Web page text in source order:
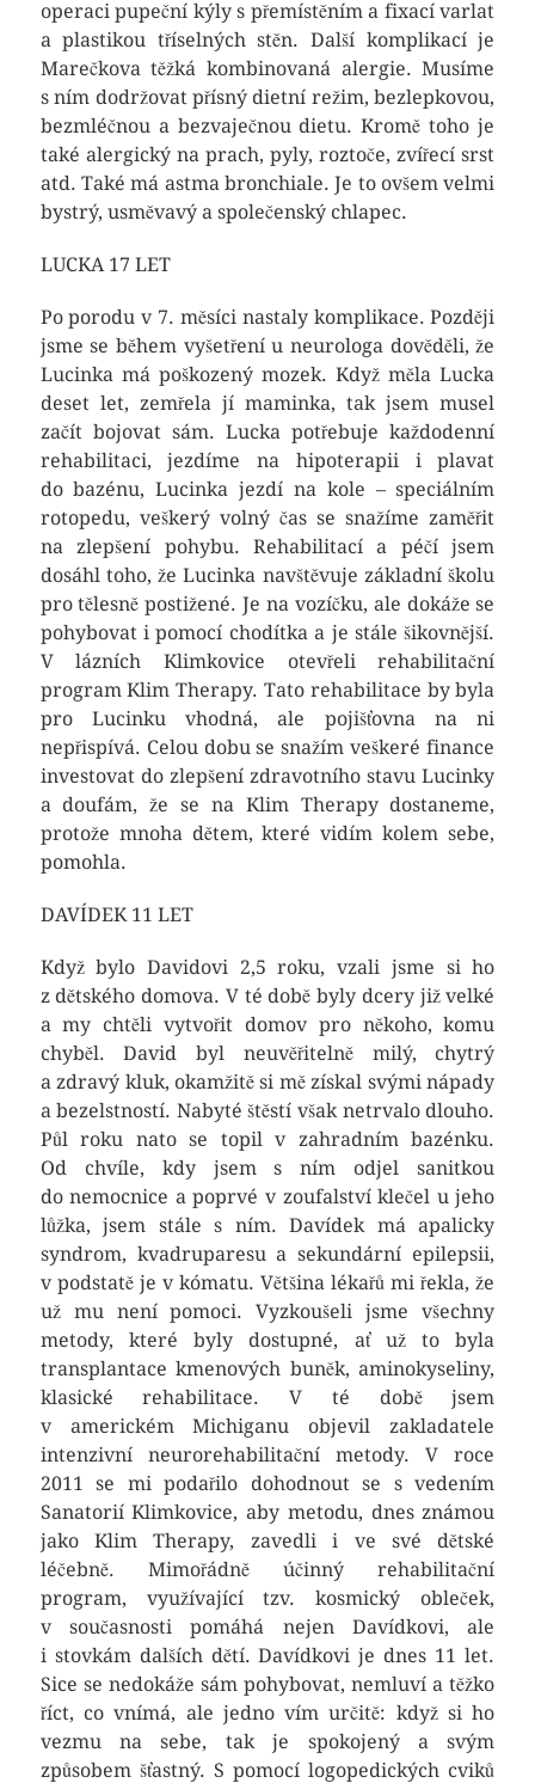
operaci pupeční kýly s přemístěním a fixací varlat
a plastikou tříselných stěn. Další komplikací je
Marečkova těžká kombinovaná alergie. Musíme
s ním dodržovat přísný dietní režim, bezlepkovou,
bezmléčnou a bezvaječnou dietu. Kromě toho je
také alergický na prach, pyly, roztoče, zvířecí srst
atd. Také má astma bronchiale. Je to ovšem velmi
bystrý, usměvavý a společenský chlapec.
LUCKA 17 LET
Po porodu v 7. měsíci nastaly komplikace. Později
jsme se během vyšetření u neurologa dověděli, že
Lucinka má poškozený mozek. Když měla Lucka
deset let, zemřela jí maminka, tak jsem musel
začít bojovat sám. Lucka potřebuje každodenní
rehabilitaci, jezdíme na hipoterapii i plavat
do bazénu, Lucinka jezdí na kole – speciálním
rotopedu, veškerý volný čas se snažíme zaměřit
na zlepšení pohybu. Rehabilitací a péčí jsem
dosáhl toho, že Lucinka navštěvuje základní školu
pro tělesně postižené. Je na vozíčku, ale dokáže se
pohybovat i pomocí chodítka a je stále šikovnější.
V lázních Klimkovice otevřeli rehabilitační
program Klim Therapy. Tato rehabilitace by byla
pro Lucinku vhodná, ale pojišťovna na ni
nepřispívá. Celou dobu se snažím veškeré finance
investovat do zlepšení zdravotního stavu Lucinky
a doufám, že se na Klim Therapy dostaneme,
protože mnoha dětem, které vidím kolem sebe,
pomohla.
DAVÍDEK 11 LET
Když bylo Davidovi 2,5 roku, vzali jsme si ho
z dětského domova. V té době byly dcery již velké
a my chtěli vytvořit domov pro někoho, komu
chyběl. David byl neuvěřitelně milý, chytrý
a zdravý kluk, okamžitě si mě získal svými nápady
a bezelstností. Nabyté štěstí však netrvalo dlouho.
Půl roku nato se topil v zahradním bazénku.
Od chvíle, kdy jsem s ním odjel sanitkou
do nemocnice a poprvé v zoufalství klečel u jeho
lůžka, jsem stále s ním. Davídek má apalicky
syndrom, kvadruparesu a sekundární epilepsii,
v podstatě je v kómatu. Většina lékařů mi řekla, že
už mu není pomoci. Vyzkoušeli jsme všechny
metody, které byly dostupné, ať už to byla
transplantace kmenových buněk, aminokyseliny,
klasické rehabilitace. V té době jsem
v americkém Michiganu objevil zakladatele
intenzivní neurorehabilitační metody. V roce
2011 se mi podařilo dohodnout se s vedením
Sanatorií Klimkovice, aby metodu, dnes známou
jako Klim Therapy, zavedli i ve své dětské
léčebně. Mimořádně účinný rehabilitační
program, využívající tzv. kosmický obleček,
v současnosti pomáhá nejen Davídkovi, ale
i stovkám dalších dětí. Davídkovi je dnes 11 let.
Sice se nedokáže sám pohybovat, nemluví a těžko
říct, co vnímá, ale jedno vím určitě: když si ho
vezmu na sebe, tak je spokojený a svým
způsobem šťastný. S pomocí logopedických cviků